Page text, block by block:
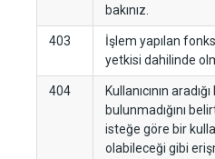
bakınız.
403
İşlem yapılan
yetkisi dahilinde
404
Kullanıcının
bulunmadığını
isteğe göre bir
olabileceği gibi